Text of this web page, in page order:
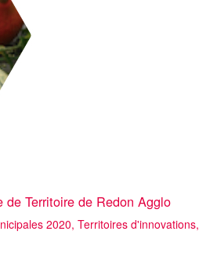
Territoire de Redon Agglo
2020, Territoires d'innovations,